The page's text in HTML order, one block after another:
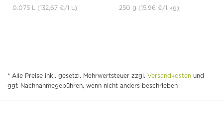
0.075 L (132,67 €/1 L) 250 g (15,96 €/1 kg)
* Alle Preise inkl. gesetzl. Mehrwertsteuer zzgl. Versandkosten und
ggf. Nachnahmegebühren, wenn nicht anders beschrieben